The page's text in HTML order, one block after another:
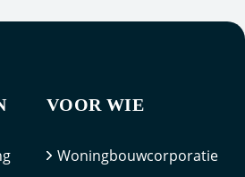
VOOR WIE
Woningbouwcorporatie